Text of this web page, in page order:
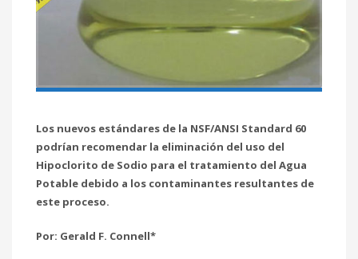
Los nuevos estándares de la NSF/ANSI Standard 60
podrían recomendar la eliminación del uso del
Hipoclorito de Sodio para el tratamiento del Agua
Potable debido a los contaminantes resultantes de
este proceso.
Por: Gerald F. Connell*